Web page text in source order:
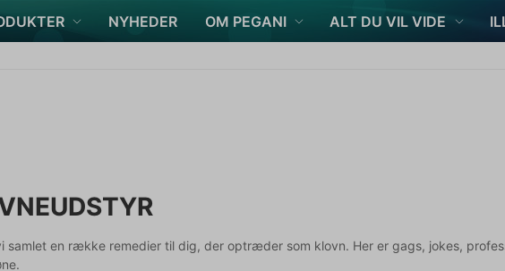
NYHEDER OM PEGANI ALT DU VIL VIDE
samlet en række remedier til dig, der optræder som klovn. Her er gags, jokes,